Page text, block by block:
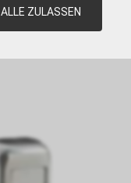
ALLE ZULASSEN